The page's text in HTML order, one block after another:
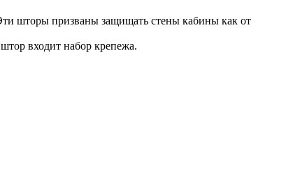
шторы призваны защищать стены кабины как от
входит набор крепежа.